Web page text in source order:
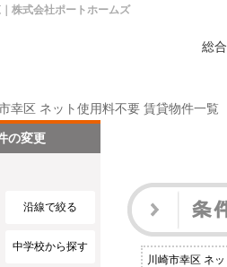
株式会社ポートホームズ
総
幸区 ネット使用料不要 賃貸物件一覧
川崎市幸区 ネ
の変更
沿線で絞る
中学校から探す